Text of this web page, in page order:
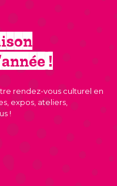
!
rendez-vous culturel en
expos, ateliers,
!